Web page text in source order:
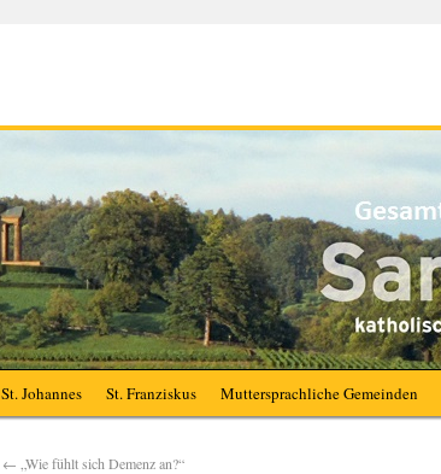
St. Johannes St. Franziskus Muttersprachliche Gemeinden
← „Wie fühlt sich Demenz an?“